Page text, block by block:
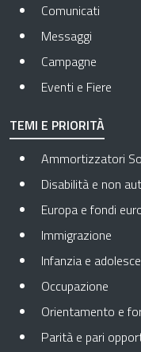
Comunicati
Messaggi
Campagne
Eventi e Fiere
TEMI E PRIORITÀ
Ammortizzatori
Disabilità e non
Europa e fondi
Immigrazione
Infanzia e
Occupazione
Orientamento e
Parità e pari